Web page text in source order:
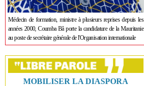
Médecin de formation, ministre à plusieurs reprises depuis les
années 2000, Coumba Bâ porte la candidature de la Mauritanie
au poste de secrétaire générale de l'Organisation internationale
MOBILISER LA DIASPORA